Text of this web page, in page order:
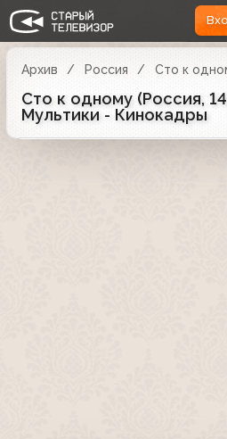
Архив Россия Сто к
Сто к одному (Россия,
Мультики - Кинокадры